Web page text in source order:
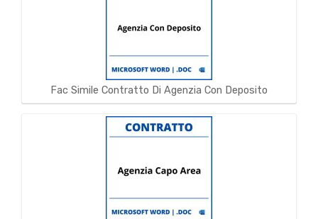
Fac Simile Contratto Di Agenzia Con Deposito